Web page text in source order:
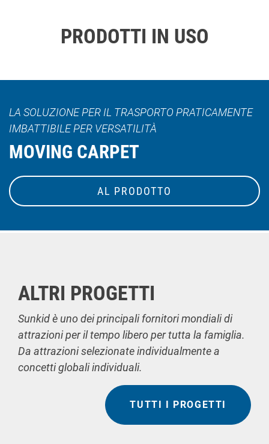
PRODOTTI IN USO
LA SOLUZIONE PER IL TRASPORTO PRATICAMENTE
IMBATTIBILE PER VERSATILITÀ
MOVING CARPET
AL PRODOTTO
ALTRI PROGETTI
Sunkid è uno dei principali fornitori mondiali di
attrazioni per il tempo libero per tutta la famiglia.
Da attrazioni selezionate individualmente a
concetti globali individuali.
TUTTI I PROGETTI